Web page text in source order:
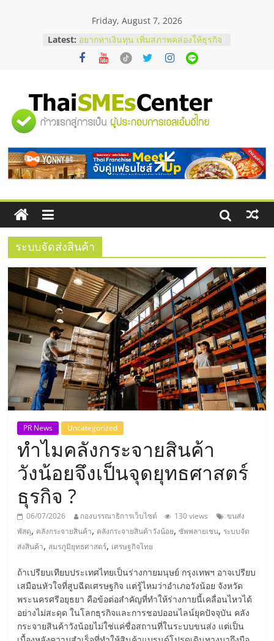
Friday, August 7, 2026
Latest: วิธีเลือกผู้ให้บริการให้คุ้มค่าและตอบ
โจทย์ธุรกิจ
อยากหาเงินทุน เพิ่มสภาพคล่องให้ธุรกิจ
สัมมนาออนไลน์ โอกาสบริหารสถานี
บริการน้ำมัน Shell
สัมมนาลงทุน แฟรนไชส์ยอนนี่
ThaiFranchise Meet Up จับคู่แฟรน
ร้านเครื่องเสียงคุณภาพสูง พร้อม
โซลูชันระบบภาพและเสียง
"ศูนย์
รวม
ข้อมูล
ธุรกิจ
SME
แห่ง
ประเทศไทย,
ThaiSMEsCenter,
รวม
ธุรกิจ
เอ
ส
เอ็
มอี
ไทย,
SMEs,
ระบบจัดส่งสินค้า
PR News Uncategorized
ทำไมคลังกระจายสินค้า
วังน้อยจึงเป็นจุดยุทธศาสตร์
ธุรกิจ ?
06/07/2026 กองบรรณาธิการเว็บไซต์ 130 views
ขนส่ง
พัสดุ, คลังกระจายสินค้า, คลังกระจายสินค้าวังน้อย,ซัพพลายเชน, ระบบจัด
ส่งสินค้า, สมรภูมิยุทธศาสตร์, เศรษฐกิจไทย
ถ้าเปรียบเทียบประเทศไทยเป็นร่างกายมนุษย์ กรุงเทพฯ อาจเปรียบ
เสมือนหัวใจที่สูบฉีดเศรษฐกิจ แต่รู้ไหมว่าอำเภอวังน้อย จังหวัด
พระนครศรีอยุธยา คือข้อต่อสำคัญที่ทำให้ร่างกายนี้เคลื่อนไหวได้
อย่างไม่สะดุด ในโลกธุรกิจและการชอปออนไลน์ยุคปัจจุบัน คลัง
กระจายสินค้าวังน้อยไม่ใช่แค่ชื่อสถานที่ในระบบขนส่ง แต่เป็น